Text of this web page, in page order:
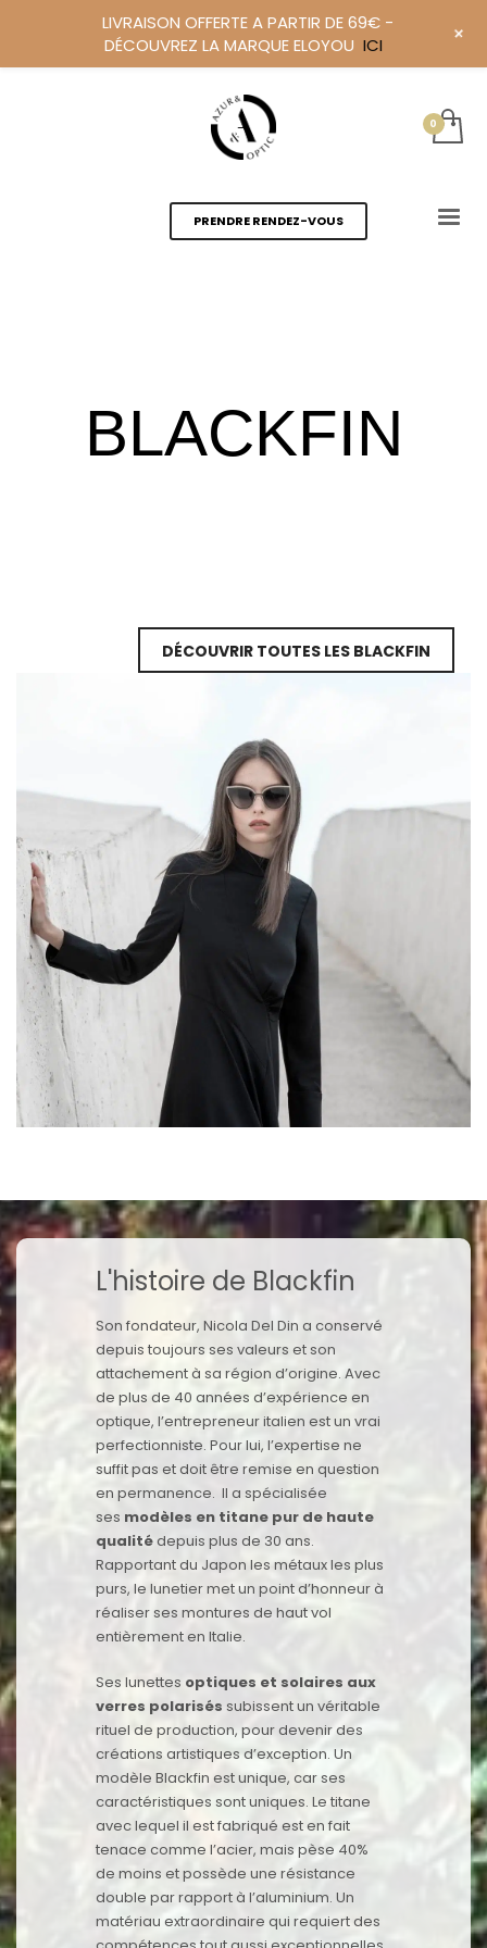
PRENDRE RENDEZ-VOUS
BLACKFIN
DÉCOUVRIR TOUTES LES BLACKFIN
L'histoire de Blackfin
Son fondateur, Nicola Del Din a conservé
depuis toujours ses valeurs et son
attachement à sa région d’origine. Avec
de plus de 40 années d’expérience en
optique, l’entrepreneur italien est un vrai
perfectionniste. Pour lui, l’expertise ne
suffit pas et doit être remise en question
en permanence. Il a spécialisée
ses modèles en titane pur de haute
qualitédepuis plus de 30 ans.
Rapportant du Japon les métaux les plus
purs, le lunetier met un point d’honneur à
réaliser ses montures de haut vol
entièrement en Italie.
Ses lunettes optiques et solaires aux
verres polarisés subissent un véritable
rituel de production, pour devenir des
créations artistiques d’exception. Un
modèle Blackfin est unique, car ses
caractéristiques sont uniques. Le titane
avec lequel il est fabriqué est en fait
tenace comme l’acier, mais pèse 40%
de moins et possède une résistance
double par rapport à l’aluminium. Un
matériau extraordinaire qui requiert des
LIVRAISON OFFERTE A PARTIR DE 69€ -
DÉCOUVREZ LA MARQUE ELOYOU ICI +